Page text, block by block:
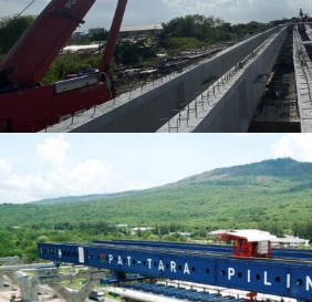
บางปะอิน - บางพลี (ส่
งานการติดตั้ง BOX